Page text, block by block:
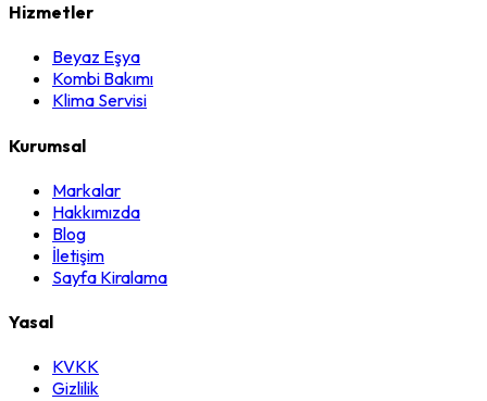
Hizmetler
Beyaz Eşya
Kombi Bakımı
Klima Servisi
Kurumsal
Markalar
Hakkımızda
Blog
İletişim
Sayfa Kiralama
Yasal
KVKK
Gizlilik